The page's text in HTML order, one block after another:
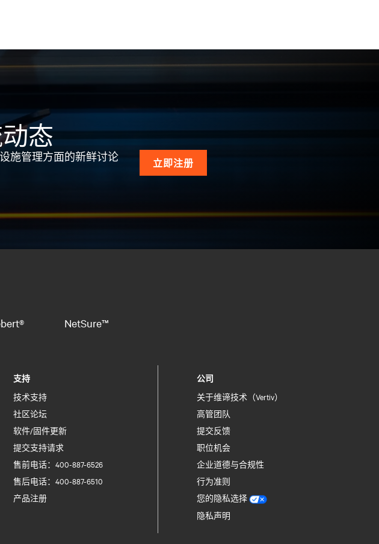
态
施管理方面的新鲜讨论
立即注册
NetSure™
支持
技术支持
社区论坛
软件/固件更新
提交支持请求
售前电话：400-887-6526
售后电话：400-887-6510
产品注册
公司
关于维谛技术（Vertiv）
高管团队
提交反馈
职位机会
企业道德与合规性
行为准则
您的隐私选择
隐私声明